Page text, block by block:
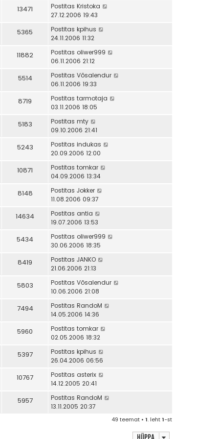
13471 Postitas Kristoka
27.12.2006 19:43
5365 Postitas kpihus
24.11.2006 11:32
11882 Postitas oliwer999
06.11.2006 21:12
5514 Postitas Võsalendur
06.11.2006 19:33
8719 Postitas tarmotaja
03.11.2006 18:05
5183 Postitas mty
09.10.2006 21:41
5243 Postitas indukas
20.09.2006 12:00
10871 Postitas tomkar
04.09.2006 13:34
8148 Postitas Jokker
11.08.2006 09:37
14634 Postitas antia
19.07.2006 13:53
5434 Postitas oliwer999
30.06.2006 18:35
8419 Postitas JANKO
21.06.2006 21:13
5803 Postitas Võsalendur
10.06.2006 21:08
7494 Postitas RandoM
14.05.2006 14:36
5960 Postitas tomkar
02.05.2006 18:32
5397 Postitas kpihus
26.04.2006 06:56
10767 Postitas asterix
14.12.2005 20:41
5957 Postitas RandoM
13.11.2005 20:37
49 teemat • 1. leht1-st